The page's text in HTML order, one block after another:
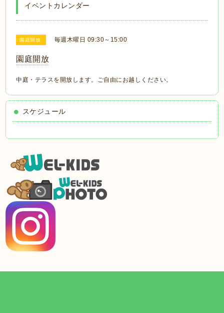
イベントカレンダー
園庭開放 毎週木曜日 09:30～15:00
園庭開放
中庭・テラスを開放します。ご自由にお越しください。
スケジュール